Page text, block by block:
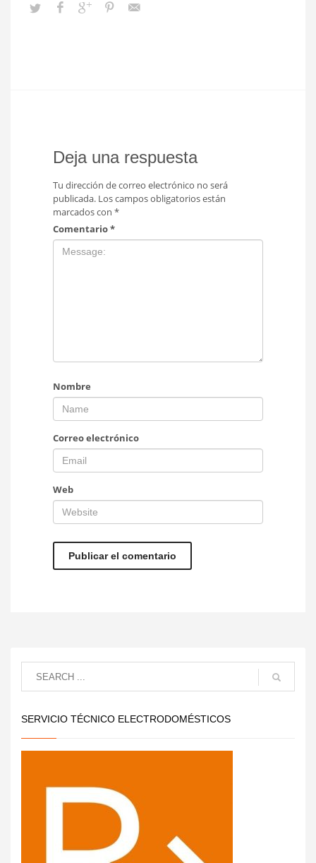
Deja una respuesta
Tu dirección de correo electrónico no será
publicada. Los campos obligatorios están
marcados con *
Comentario*
Nombre
Correo electrónico
Web
SERVICIO TÉCNICO ELECTRODOMÉSTICOS